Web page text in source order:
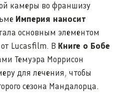
камеры во франшизу
Империя наносит
основным элементом
от Lucasfilm. В Книге о Бобе
Темуэра Моррисон
для лечения, чтобы
сезона Мандалорца.